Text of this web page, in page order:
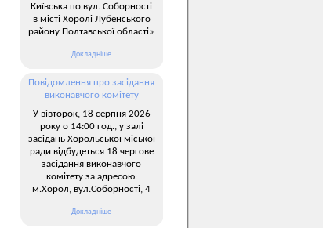
Київська по вул. Соборності
в місті Хоролі Лубенського
району Полтавської області»
Докладніше
Повідомлення про засідання
виконавчого комітету
У вівторок, 18 серпня 2026
року о 14:00 год., у залі
засідань Хорольської міської
ради відбудеться 18 чергове
засідання виконавчого
комітету за адресою:
м.Хорол, вул.Соборності, 4
Докладніше